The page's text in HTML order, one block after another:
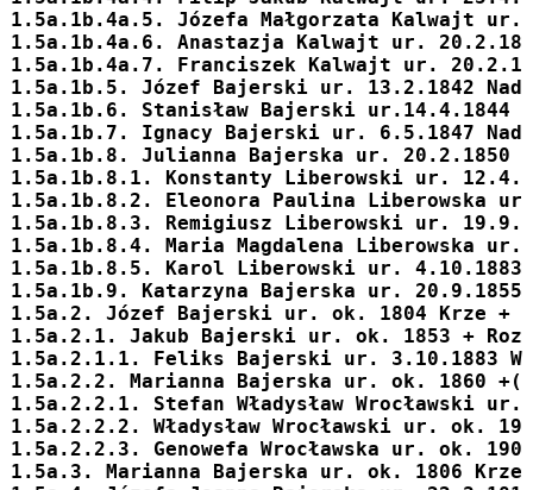
1.5a.1b.4a.5. Józefa Małgorzata Kalwajt ur.
1.5a.1b.4a.6. Anastazja Kalwajt ur.
1.5a.1b.4a.7. Franciszek Kalwajt ur.
1.5a.1b.5. Józef Bajerski ur. 13.2.1842
1.5a.1b.6. Stanisław Bajerski ur.14.4.1844
1.5a.1b.7. Ignacy Bajerski ur. 6.5.1847
1.5a.1b.8. Julianna Bajerska ur. 20.2.1850
1.5a.1b.8.1. Konstanty Liberowski ur.
1.5a.1b.8.2. Eleonora Paulina Liberowska
1.5a.1b.8.3. Remigiusz Liberowski ur.
1.5a.1b.8.4. Maria Magdalena Liberowska ur.
1.5a.1b.8.5. Karol Liberowski ur. 4.10.1883
1.5a.1b.9. Katarzyna Bajerska ur. 20.9.1855
1.5a.2. Józef Bajerski ur. ok. 1804 Krze +
1.5a.2.1. Jakub Bajerski ur. ok. 1853 +
1.5a.2.1.1. Feliks Bajerski ur. 3.10.1883
1.5a.2.2. Marianna Bajerska ur. ok. 1860
1.5a.2.2.1. Stefan Władysław Wrocławski
1.5a.2.2.2. Władysław Wrocławski ur. ok.
1.5a.2.2.3. Genowefa Wrocławska ur. ok.
1.5a.3. Marianna Bajerska ur. ok. 1806 Krze